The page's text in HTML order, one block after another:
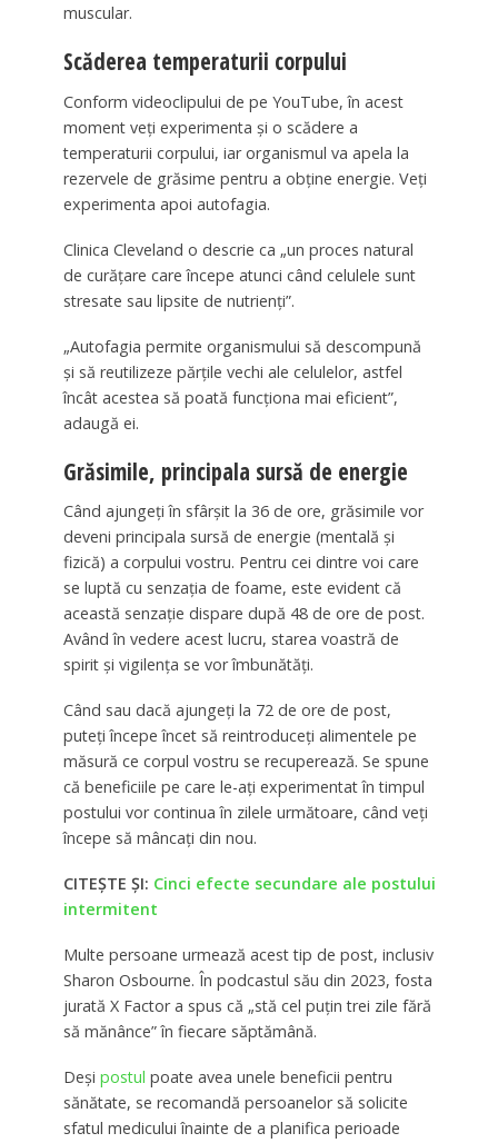
muscular.
Scăderea temperaturii corpului
Conform videoclipului de pe YouTube, în acest
moment veți experimenta și o scădere a
temperaturii corpului, iar organismul va apela la
rezervele de grăsime pentru a obține energie. Veți
experimenta apoi autofagia.
Clinica Cleveland o descrie ca „un proces natural
de curățare care începe atunci când celulele sunt
stresate sau lipsite de nutrienți”.
„Autofagia permite organismului să descompună
și să reutilizeze părțile vechi ale celulelor, astfel
încât acestea să poată funcționa mai eficient”,
adaugă ei.
Grăsimile, principala sursă de energie
Când ajungeți în sfârșit la 36 de ore, grăsimile vor
deveni principala sursă de energie (mentală și
fizică) a corpului vostru. Pentru cei dintre voi care
se luptă cu senzația de foame, este evident că
această senzație dispare după 48 de ore de post.
Având în vedere acest lucru, starea voastră de
spirit și vigilența se vor îmbunătăți.
Când sau dacă ajungeți la 72 de ore de post,
puteți începe încet să reintroduceți alimentele pe
măsură ce corpul vostru se recuperează. Se spune
că beneficiile pe care le-ați experimentat în timpul
postului vor continua în zilele următoare, când veți
începe să mâncați din nou.
CITEȘTE ȘI: Cinci efecte secundare ale postului
intermitent
Multe persoane urmează acest tip de post, inclusiv
Sharon Osbourne. În podcastul său din 2023, fosta
jurată X Factor a spus că „stă cel puțin trei zile fără
să mănânce” în fiecare săptămână.
Deși postul poate avea unele beneficii pentru
sănătate, se recomandă persoanelor să solicite
sfatul medicului înainte de a planifica perioade